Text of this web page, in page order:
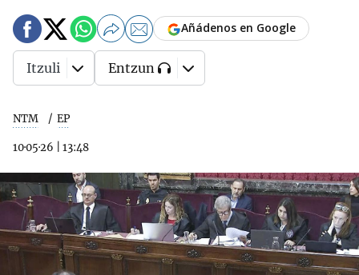
NTM EP
10·05·26 13:48
Añádenos en Google
Itzuli Entzun